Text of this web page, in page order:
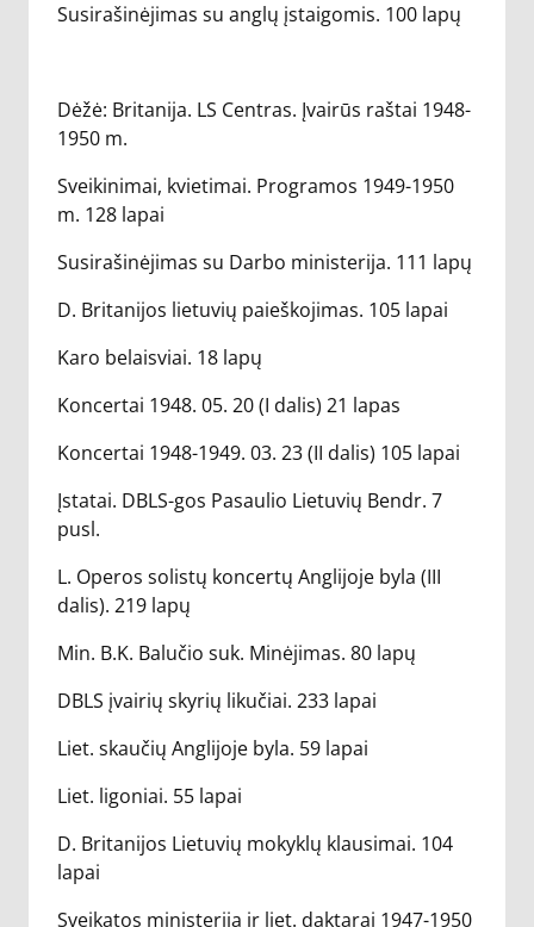
Susirašinėjimas su anglų įstaigomis. 100 lapų
Dėžė: Britanija. LS Centras. Įvairūs raštai 1948-
1950 m.
Sveikinimai, kvietimai. Programos 1949-1950
m. 128 lapai
Susirašinėjimas su Darbo ministerija. 111 lapų
D. Britanijos lietuvių paieškojimas. 105 lapai
Karo belaisviai. 18 lapų
Koncertai 1948. 05. 20 (I dalis) 21 lapas
Koncertai 1948-1949. 03. 23 (II dalis) 105 lapai
Įstatai. DBLS-gos Pasaulio Lietuvių Bendr. 7
pusl.
L. Operos solistų koncertų Anglijoje byla (III
dalis). 219 lapų
Min. B.K. Balučio suk. Minėjimas. 80 lapų
DBLS įvairių skyrių likučiai. 233 lapai
Liet. skaučių Anglijoje byla. 59 lapai
Liet. ligoniai. 55 lapai
D. Britanijos Lietuvių mokyklų klausimai. 104
lapai
Sveikatos ministerija ir liet. daktarai 1947-1950